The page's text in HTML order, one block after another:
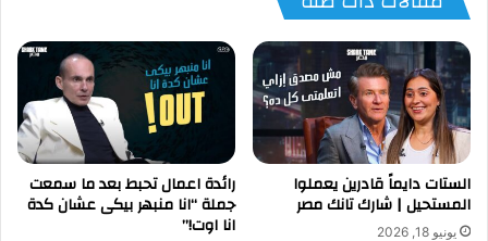
الستات دايماً قادرين يعملوا
المستحيل | شارك تانك مصر
يونيو 18, 2026
رائدة اعمال تحبط بعد ما سمعت
جملة “انا منبهر بيكى عشان كدة
انا اوت!”